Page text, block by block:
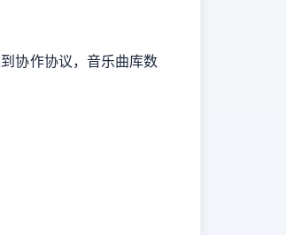
协作协议，音乐曲库数